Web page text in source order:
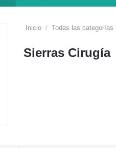
Inicio Todas las categorías
Sierras Cirugía